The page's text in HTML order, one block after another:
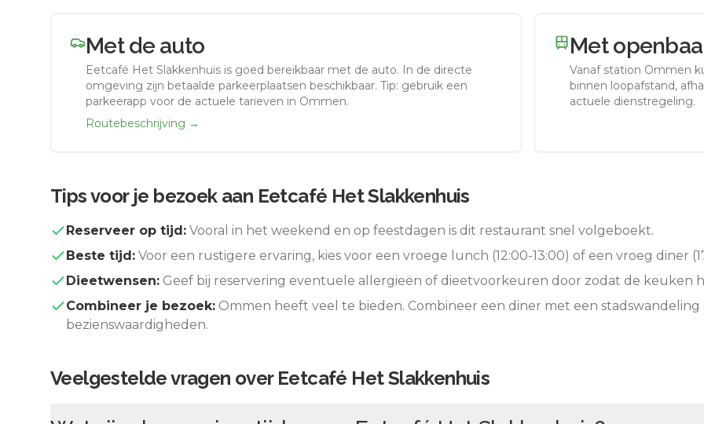
Met de auto
Eetcafé Het Slakkenhuis is goed bereikbaar met de auto. In de directe
omgeving zijn betaalde parkeerplaatsen beschikbaar. Tip: gebruik een
parkeerapp voor de actuele tarieven in Ommen.
Routebeschrijving →
Met
Vanaf station Ommen
binnen loopafstand,
actuele dienstregeling.
Tips voor je bezoek aan Eetcafé Het Slakkenhuis
Reserveer op tijd: Vooral in het weekend en op feestdagen is dit restaurant snel volgeboekt.
Beste tijd: Voor een rustigere ervaring, kies voor een vroege lunch (12:00-13:00) of een vroeg diner
Dieetwensen: Geef bij reservering eventuele allergieën of dieetvoorkeuren door zodat de keuken
Combineer je bezoek: Ommen heeft veel te bieden. Combineer een diner met een
bezienswaardigheden.
Veelgestelde vragen over Eetcafé Het Slakkenhuis